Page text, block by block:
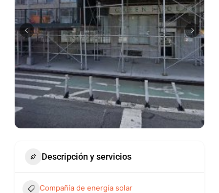
Descripción y servicios
Compañía de energía solar